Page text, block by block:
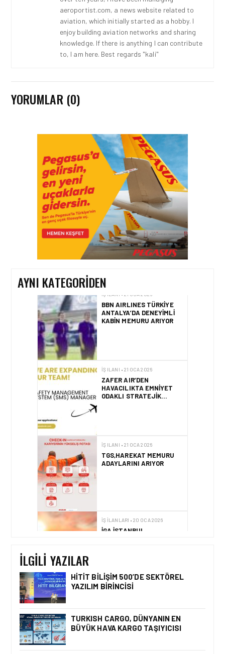
aeroportist.com, a news website related to
aviation, which initially started as a hobby. I
enjoy building aviation networks and sharing
knowledge. If there is anything I can contribute
to, I am here. Best regards "kali"
YORUMLAR (0)
AYNI KATEGORIDEN
IŞ ILANI • 31 TEM 2026
EMIRATES KABIN MEMURU
IŞE ALIMLARINI
SÜRDÜRÜYOR
İŞ ILANI • 23 OCA 2026
EMIRATES, KABIN
MEMURU BAŞVURULARINI
AÇTI
İŞ ILANI • 21 OCA 2026
BBN AIRLINES TÜRKIYE
ANTALYA’DA DENEYIMLI
KABIN MEMURU ARIYOR
İŞ ILANI • 21 OCA 2026
ZAFER AIR’DEN
HAVACILIKTA EMNIYET
ODAKLI STRATEJIK
İŞ ILANI • 21 OCA 2026
TGS,HAREKAT MEMURU
ADAYLARINI ARIYOR
İŞ İLANLARI • 20 OCA 2026
İGA İSTANBUL
IŞE ALIMLARINI
SÜRDÜRÜYOR
İLGILI YAZILAR
HITIT BILIŞIM 500’DE SEKTÖREL
YAZILIM BIRINCISI
TURKISH CARGO, DÜNYANIN EN
BÜYÜK HAVA KARGO TAŞIYICISI